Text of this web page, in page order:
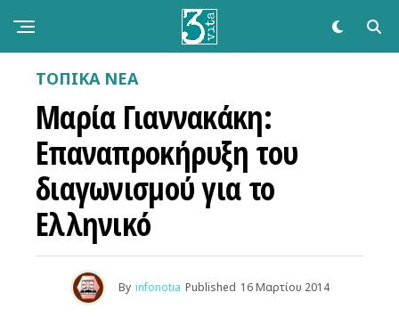
ΤΟΠΙΚΑ ΝΕΑ
Μαρία Γιαννακάκη:
Επαναπροκήρυξη του
διαγωνισμού για το
Ελληνικό
By infonotia Published 16 Μαρτίου 2014